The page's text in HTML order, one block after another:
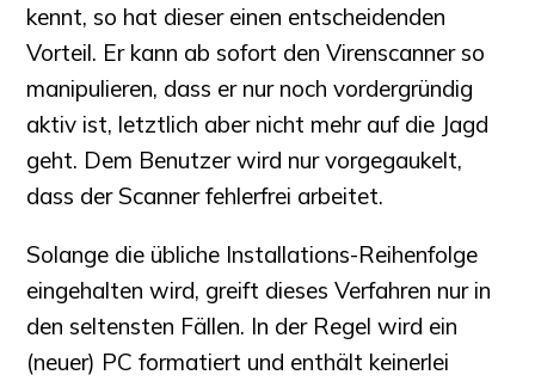
kennt, so hat dieser einen entscheidenden
Vorteil. Er kann ab sofort den Virenscanner so
manipulieren, dass er nur noch vordergründig
aktiv ist, letztlich aber nicht mehr auf die Jagd
geht. Dem Benutzer wird nur vorgegaukelt,
dass der Scanner fehlerfrei arbeitet.
Solange die übliche Installations-Reihenfolge
eingehalten wird, greift dieses Verfahren nur in
den seltensten Fällen. In der Regel wird ein
(neuer) PC formatiert und enthält keinerlei